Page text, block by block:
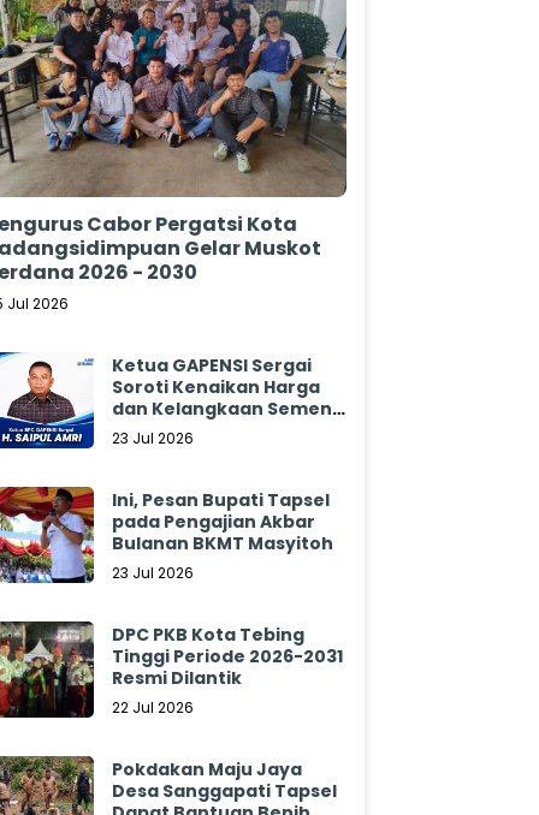
Cabor Pergatsi Kota
Gelar Muskot
2026 - 2030
Jul 2026
Ketua GAPENSI Sergai
Soroti Kenaikan Harga
dan Kelangkaan Semen,
Minta Pemerintah
23 Jul 2026
Ini, Pesan Bupati Tapsel
pada Pengajian Akbar
Bulanan BKMT Masyitoh
23 Jul 2026
DPC PKB Kota Tebing
Tinggi Periode 2026-2031
Resmi Dilantik
22 Jul 2026
Pokdakan Maju Jaya
Desa Sanggapati Tapsel